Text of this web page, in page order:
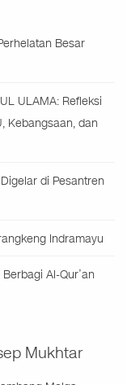
Besar
ULAMA: Refleksi
Kebangsaan, dan
di Pesantren
Indramayu
Al-Qur’an
Mukhtar